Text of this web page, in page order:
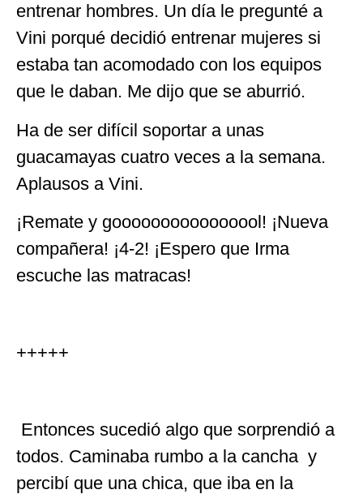
entrenar hombres. Un día le pregunté a
Vini porqué decidió entrenar mujeres si
estaba tan acomodado con los equipos
que le daban. Me dijo que se aburrió.
Ha de ser difícil soportar a unas
guacamayas cuatro veces a la semana.
Aplausos a Vini.
¡Remate y goooooooooooooool! ¡Nueva
compañera! ¡4-2! ¡Espero que Irma
escuche las matracas!
+++++
Entonces sucedió algo que sorprendió a
todos. Caminaba rumbo a la cancha y
percibí que una chica, que iba en la